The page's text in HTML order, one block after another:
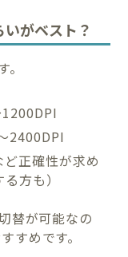
がベスト？
2400DPI
正確性が求め
方も）
替が可能なの
すめです。